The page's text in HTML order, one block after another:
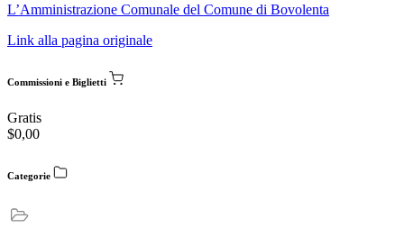
L’Amministrazione Comunale del Comune di Bovolenta
Link alla pagina originale
Commissioni e Biglietti
Gratis
$0,00
Categorie